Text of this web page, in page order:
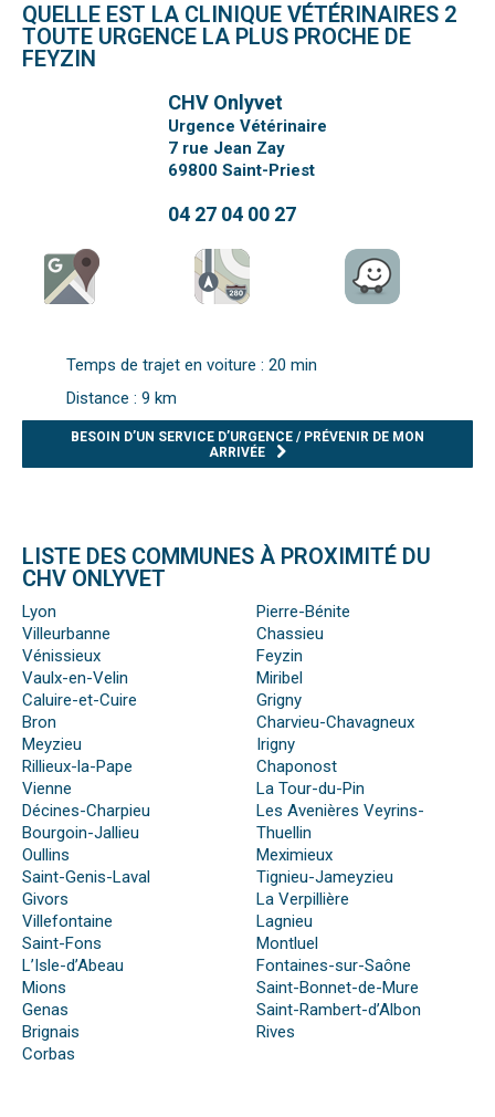
QUELLE EST LA CLINIQUE VÉTÉRINAIRES 2
TOUTE URGENCE LA PLUS PROCHE DE
FEYZIN
CHV Onlyvet
Urgence Vétérinaire
7 rue Jean Zay
69800 Saint-Priest
04 27 04 00 27
Temps de trajet en voiture : 20 min
Distance : 9 km
BESOIN D’UN SERVICE D’URGENCE / PRÉVENIR DE MON
ARRIVÉE
LISTE DES COMMUNES À PROXIMITÉ DU
CHV ONLYVET
Lyon
Villeurbanne
Vénissieux
Vaulx-en-Velin
Caluire-et-Cuire
Bron
Meyzieu
Rillieux-la-Pape
Vienne
Décines-Charpieu
Bourgoin-Jallieu
Oullins
Saint-Genis-Laval
Givors
Villefontaine
Saint-Fons
L’Isle-d’Abeau
Mions
Genas
Brignais
Corbas
Pierre-Bénite
Chassieu
Feyzin
Miribel
Grigny
Charvieu-Chavagneux
Irigny
Chaponost
La Tour-du-Pin
Les Avenières Veyrins-
Thuellin
Meximieux
Tignieu-Jameyzieu
La Verpillière
Lagnieu
Montluel
Fontaines-sur-Saône
Saint-Bonnet-de-Mure
Saint-Rambert-d’Albon
Rives